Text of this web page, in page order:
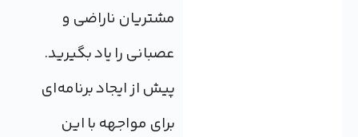
مشتریان ناراضی و
عصبانی‌ را یاد بگیرید.
پیش از ایجاد برنامه‌ای
برای مواجهه با این